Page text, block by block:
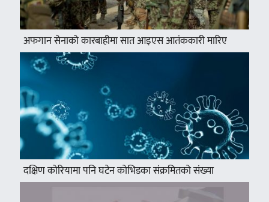
अफगान सेनाको कारबाहीमा सात आइएस आतंककारी मारिए
दक्षिण कोरियामा पनि घटेन कोभिडका संक्रमितको संख्या